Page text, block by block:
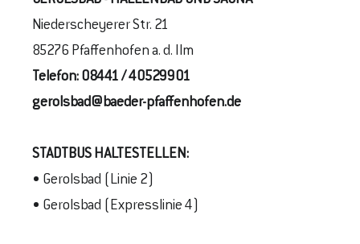
Niederscheyerer Str. 21
85276 Pfaffenhofen a. d. Ilm
Telefon: 08441 / 40529901
gerolsbad@baeder-pfaffenhofen.de
STADTBUS HALTESTELLEN:
• Gerolsbad (Linie 2)
• Gerolsbad (Expresslinie 4)